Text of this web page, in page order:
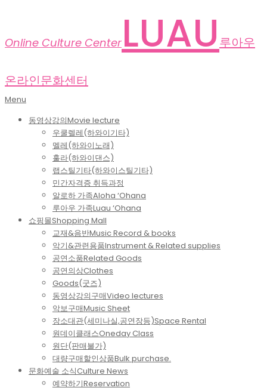
Online Culture Center LUAU 루아우
온라인문화센터
Primary
Menu
Menu
동영상강의Movie lecture
우쿨렐레(하와이기타)
멜레(하와이노래)
훌라(하와이댄스)
랩스틸기타(하와이스틸기타)
민간자격증 취득과정
알로하 가족Aloha ‘Ohana
루아우 가족Luau ‘Ohana
쇼핑몰Shopping Mall
교재&음반Music Record & books
악기&관련용품Instrument & Related supplies
공연소품Related Goods
공연의상Clothes
Goods(굿즈)
동영상강의구매Video lectures
악보구매Music Sheet
장소대관(세미나실,공연장등)Space Rental
원데이클래스Oneday Class
원단(판매불가)
대량구매할인상품Bulk purchase.
문화예술 소식Culture News
예약하기Reservation